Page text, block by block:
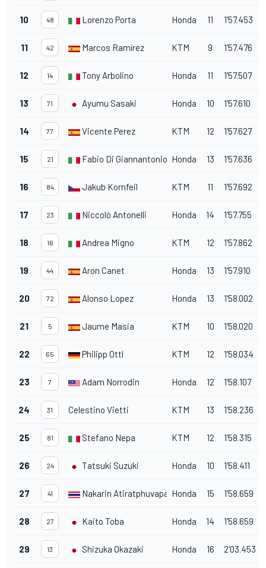
10 48 Lorenzo Porta Honda 11 1'57.453
11 42 Marcos Ramírez KTM 9 1'57.476
12 14 Tony Arbolino Honda 11 1'57.507
13 71 Ayumu Sasaki Honda 10 1'57.610
14 77 Vicente Perez KTM 12 1'57.627
15 21 Fabio Di Giannantonio Honda 13 1'57.636
16 84 Jakub Kornfeil KTM 11 1'57.692
17 23 Niccolò Antonelli Honda 14 1'57.755
18 16 Andrea Migno KTM 12 1'57.862
19 44 Aron Canet Honda 13 1'57.910
20 72 Alonso Lopez Honda 13 1'58.002
21 5 Jaume Masia KTM 10 1'58.020
22 65 Philipp Ottl KTM 12 1'58.034
23 7 Adam Norrodin Honda 12 1'58.107
24 31 Celestino Vietti KTM 13 1'58.236
25 81 Stefano Nepa KTM 12 1'58.315
26 24 Tatsuki Suzuki Honda 10 1'58.411
27 41 Nakarin Atiratphuvapat Honda 15 1'58.659
28 27 Kaito Toba Honda 14 1'58.659
29 13 Shizuka Okazaki Honda 16 2'03.453